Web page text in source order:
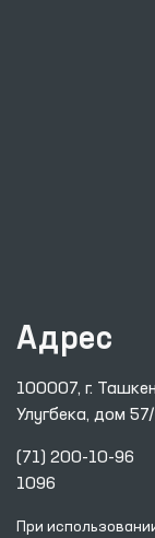
Адрес
100007, г.
Улугбека, дом
(71) 200-10-96
1096
При